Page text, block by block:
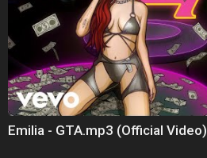
Emilia - GTA.mp3 (Official Video)